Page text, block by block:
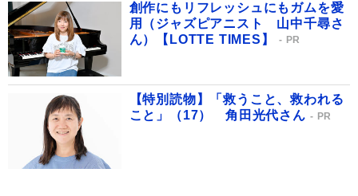
創作にもリフレッシュにもガムを愛
用（ジャズピアニスト 山中千尋さ
ん）【LOTTE TIMES】
PR
【特別読物】「救うこと、救われる
こと」（17） 角田光代さん
PR